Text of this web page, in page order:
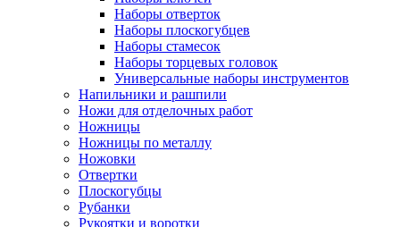
Наборы отверток
Наборы плоскогубцев
Наборы стамесок
Наборы торцевых головок
Универсальные наборы инструментов
Напильники и рашпили
Ножи для отделочных работ
Ножницы
Ножницы по металлу
Ножовки
Отвертки
Плоскогубцы
Рубанки
Рукоятки и воротки